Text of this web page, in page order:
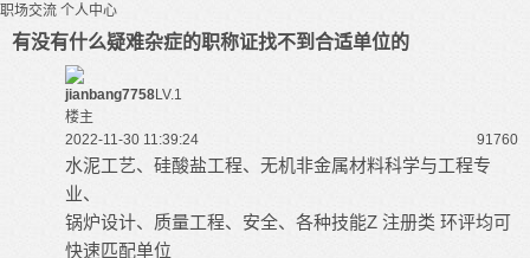
职场交流 个人中心
有没有什么疑难杂症的职称证找不到合适单位的
jianbang7758LV.1
楼主
2022-11-30 11:39:24
91760
水泥工艺、硅酸盐工程、无机非金属材料科学与工程专
业、
锅炉设计、质量工程、安全、各种技能Z 注册类 环评均可
快速匹配单位